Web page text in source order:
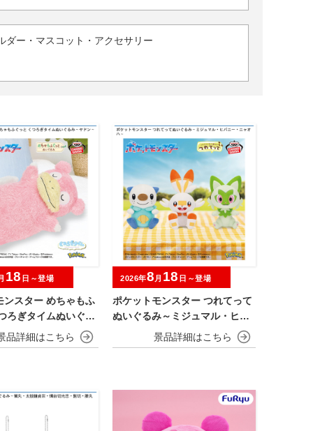
ダー・マスコット・アクセサリー
ンスター めちゃもふ
ろぎタイムぬいぐる
～
18 日～登場
ポケットモンスター つれてって
ぬいぐるみ～ミジュマル・ヒバ
ニー・ニャオハ～
2026年8 月 18 日～登場